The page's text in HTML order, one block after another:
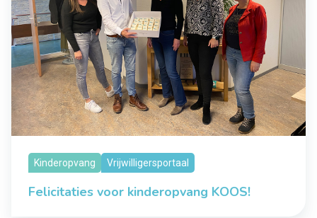
Kinderopvang Vrijwilligersportaal
Felicitaties voor kinderopvang KOOS!